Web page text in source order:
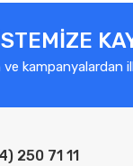
ve kampanyalardan
250 71 11